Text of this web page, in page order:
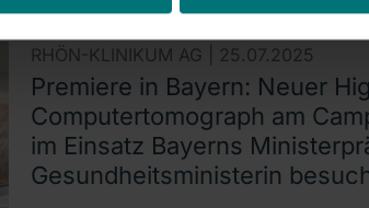
RHÖN-KLINIKUM AG | 25.07.2025
Premiere in Bayern: Neuer
Computertomograph am
im Einsatz Bayerns
Gesundheitsministerin